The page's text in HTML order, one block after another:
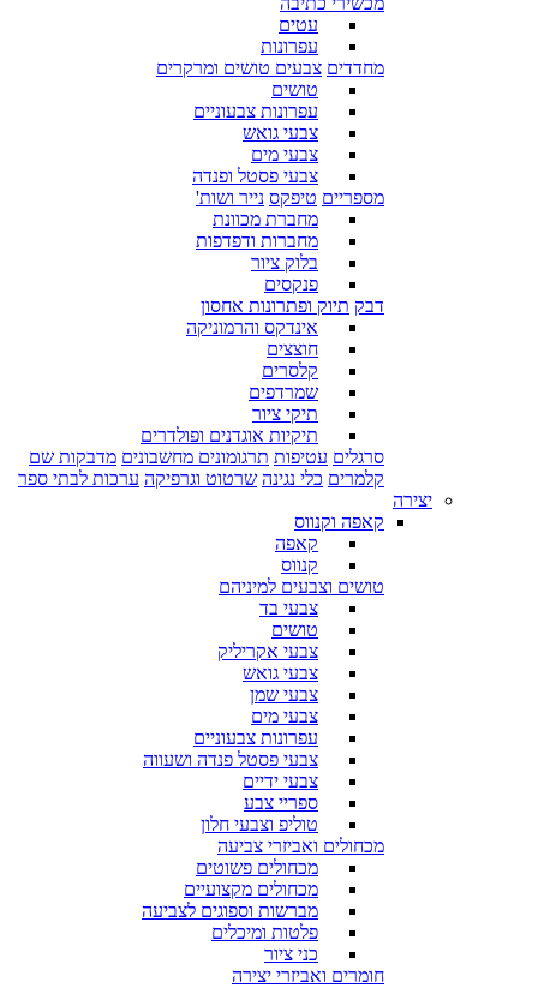
עטים
עפרונות
מחדדים צבעים טושים ומרקרים
טושים
עפרונות צבעוניים
צבעי גואש
צבעי מים
צבעי פסטל ופנדה
מספריים טיפקס נייר ושות'
מחברת מכוונת
מחברות ודפדפות
בלוק ציור
פנקסים
דבק תיוק ופתרונות אחסון
אינדקס והרמוניקה
חוצצים
קלסרים
שמרדפים
תיקי ציור
תיקיות אוגדנים ופולדרים
סרגלים עטיפות תרגומונים מחשבונים מדבקות שם
קלמרים כלי נגינה שרטוט וגרפיקה ערכות לבתי ספר
יצירה
קאפה וקנווס
קאפה
קנווס
טושים וצבעים למיניהם
צבעי בד
טושים
צבעי אקריליק
צבעי גואש
צבעי שמן
צבעי מים
עפרונות צבעוניים
צבעי פסטל פנדה ושעווה
צבעי ידיים
ספריי צבע
טוליפ וצבעי חלון
מכחולים ואביזרי צביעה
מכחולים פשוטים
מכחולים מקצועיים
מברשות וספוגים לצביעה
פלטות ומיכלים
כני ציור
חומרים ואביזרי יצירה